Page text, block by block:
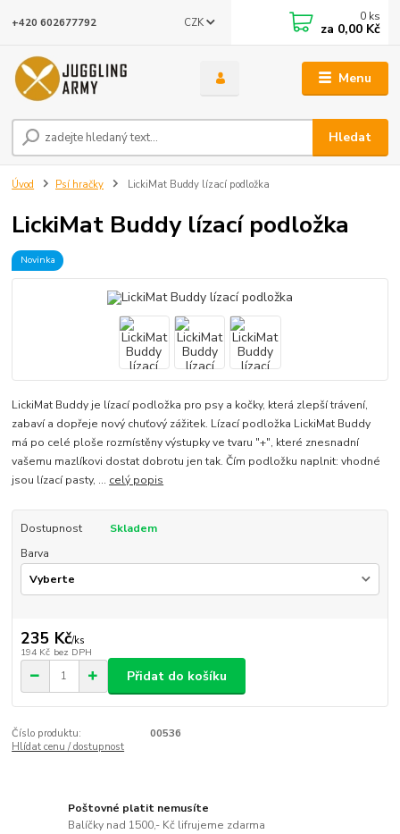
Menu
CZK
Hledat
+420 602677792 0 ks
za 0,00 Kč
Úvod Psí hračky LickiMat Buddy lízací podložka
LickiMat Buddy lízací podložka
Novinka
LickiMat Buddy je lízací podložka pro psy a kočky, která zlepší trávení,
zabaví a dopřeje nový chuťový zážitek. Lízací podložka LickiMat Buddy
má po celé ploše rozmístěny výstupky ve tvaru "+", které znesnadní
vašemu mazlíkovi dostat dobrotu jen tak. Čím podložku naplnit: vhodné
jsou lízací pasty, ... celý popis
Dostupnost
Skladem
Barva
235 Kč/ks
194 Kč bez DPH
Přidat do košíku
Číslo produktu:
00536
Hlídat cenu / dostupnost
Poštovné platit nemusíte
Balíčky nad 1500,- Kč lifrujeme zdarma